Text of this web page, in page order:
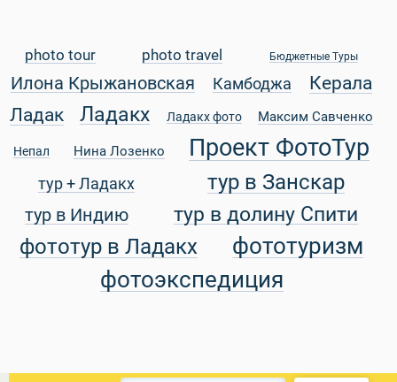
Туры
Статьи
photo tour photo travel Бюджетные Туры
Илона Крыжановская Камбоджа
Керала
Ладак
Ладакх Ладакх фото Максим Савченко
Непал Нина Лозенко Проект ФотоТур
тур + Ладакх тур в Занскар
тур в Индию тур в долину Спити
фототур в Ладакх
фототуризм
фотоэкспедиция